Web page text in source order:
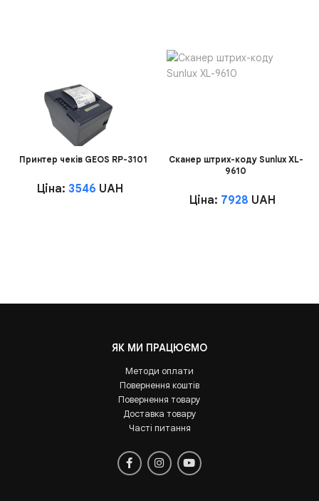
Принтер чеків GEOS RP-3101
Ціна: 3546 UAH
Сканер штрих-коду Sunlux XL-
9610
Ціна: 7928 UAH
ЯК МИ ПРАЦЮЄМО
Методи оплати
Повернення коштів
Повернення товару
Доставка товару
Часті питання